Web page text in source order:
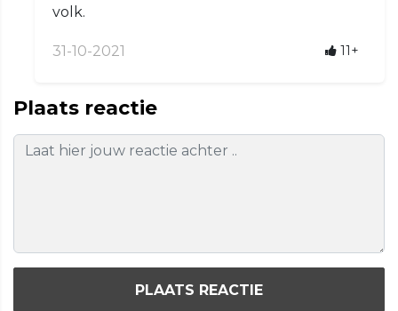
volk.
31-10-2021 11+
Plaats reactie
PLAATS REACTIE